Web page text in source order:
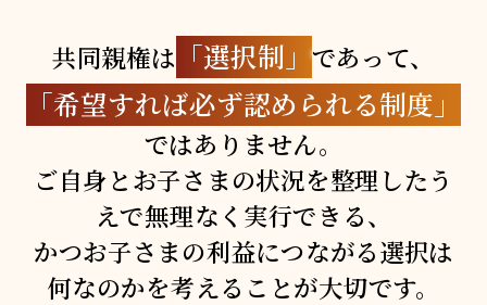
共同親権は 「選択制」であって、
「希望すれば必ず認められる制度」
ではありません。
ご自身とお子さまの状況を整理したう
えで無理なく実行できる、
かつお子さまの利益につながる選択は
何なのかを考えることが大切です。